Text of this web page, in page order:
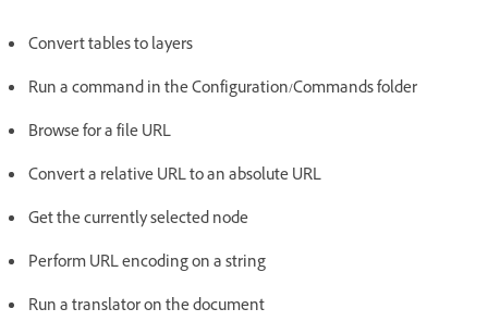
Convert tables to layers
Run a command in the Configuration/Commands folder
Browse for a file URL
Convert a relative URL to an absolute URL
Get the currently selected node
Perform URL encoding on a string
Run a translator on the document